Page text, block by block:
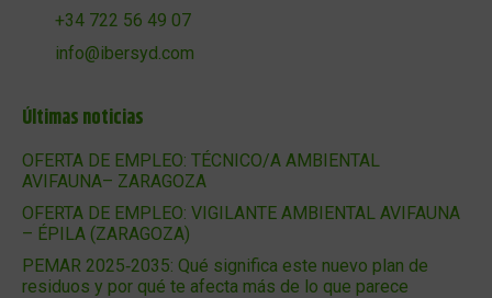
+34 722 56 49 07
info@ibersyd.com
Últimas noticias
OFERTA DE EMPLEO: TÉCNICO/A AMBIENTAL
AVIFAUNA– ZARAGOZA
OFERTA DE EMPLEO: VIGILANTE AMBIENTAL AVIFAUNA
– ÉPILA (ZARAGOZA)
PEMAR 2025‑2035: Qué significa este nuevo plan de
residuos y por qué te afecta más de lo que parece